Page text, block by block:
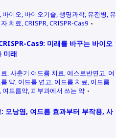
바이오 바이오기술 생명과학 유전병 유
치료 CRISPR CRISPR-Cas9
Cas9: 미래를 바꾸는 바이오
미래
사춘기 여드름 치료 에스로반연고 여
약 여드름 연고 여드름 치료 여드름
여드름약 피부과에서 쓰는 약
모낭염, 여드름 효과부터 부작용, 사